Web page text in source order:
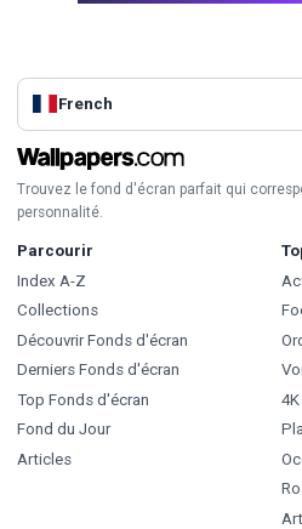
French
Trouvez le fond d'écran parfait qui
personnalité.
Parcourir
Index A-Z
Collections
Découvrir Fonds d'écran
Derniers Fonds d'écran
Top Fonds d'écran
Fond du Jour
Articles